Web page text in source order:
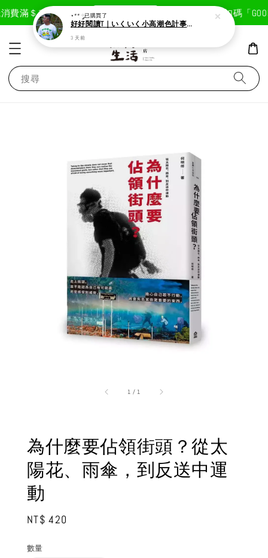
費滿＄1800免運費 現在去購物！ 首次註冊輸入折扣碼「
搜尋
1 / 1
為什麼要佔領街頭？從太
陽花、雨傘，到反送中運
動
Regular
NT$ 420
數量
⋆** ༘已購買了
好好閱讀T｜いくいく小高潮色計事務所X好好生活書店聯名款
3 天前